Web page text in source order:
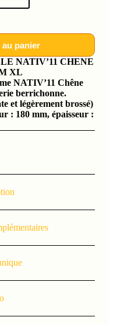
panier
NATIV’11 CHENE
XL
NATIV’11 Chêne
berrichonne.
et légèrement brossé)
: 180 mm, épaisseur :